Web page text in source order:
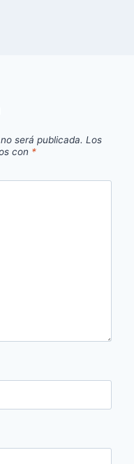
será publicada. Los
con *